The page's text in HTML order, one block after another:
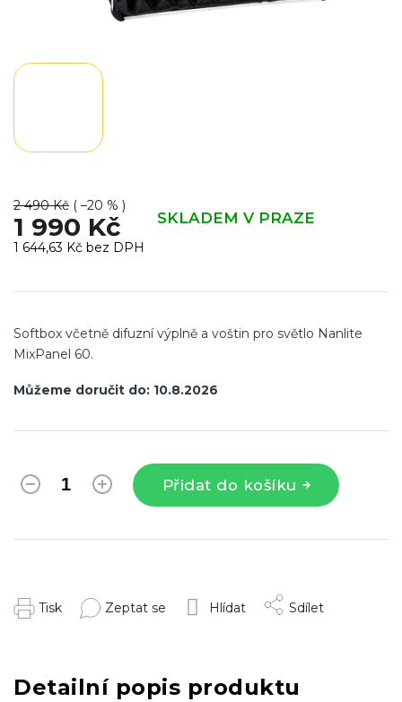
2 490 Kč ( –20 % )
1 990 Kč SKLADEM V PRAZE
1 644,63 Kč bez DPH
cena:
Můžeme doručit do: 10.8.2026
Přidat do košíku
Softbox včetně difuzní výplně a voštin pro světlo Nanlite
MixPanel 60.
Tisk Zeptat se Hlídat Sdílet
Detailní popis produktu